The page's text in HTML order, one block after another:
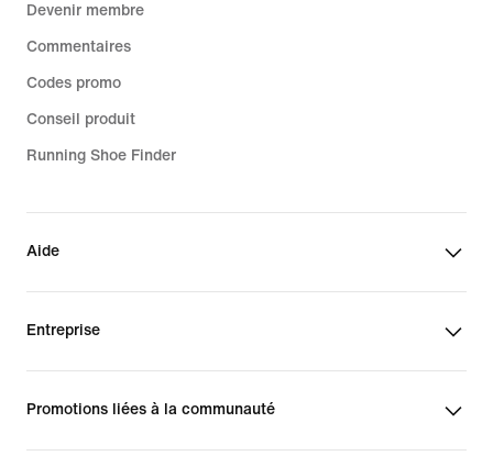
Devenir membre
Commentaires
Codes promo
Conseil produit
Running Shoe Finder
Aide
Entreprise
Promotions liées à la communauté